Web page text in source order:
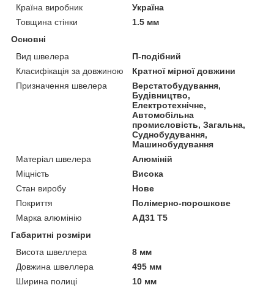
Країна виробник
Україна
Товщина стінки
1.5 мм
Основні
Вид швелера
П-подібний
Класифікація за довжиною
Кратної мірної довжини
Призначення швелера
Верстатобудування,
Будівництво,
Електротехнічне,
Автомобільна
промисловість, Загальна,
Суднобудування,
Машинобудування
Матеріал швелера
Алюміній
Міцність
Висока
Стан виробу
Нове
Покриття
Полімерно-порошкове
Марка алюмінію
АД31 Т5
Габаритні розміри
Висота швеллера
8 мм
Довжина швеллера
495 мм
Ширина полиці
10 мм